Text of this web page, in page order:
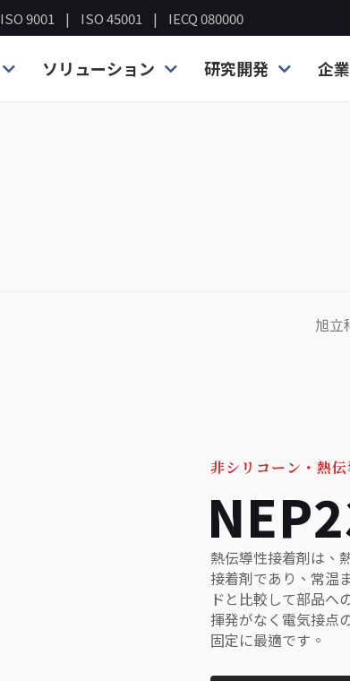
ISO 9001 ISO 45001 IECQ 080000
ソリューション 研究開発 企
旭立
非シリコーン・熱
熱伝導性接着剤は、
接着剤であり、常温
ドと比較して部品へ
揮発がなく電気接点
固定に最適です。